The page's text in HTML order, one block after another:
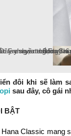
Lắc tay
Freshwater tròn 5-
Freshwater tròn 6-
tròn 6-
Chuỗi ngọc traitròn 8-
đôi khi sẽ làm
sau đây, cô gái
BẬT
Hana Classic mang